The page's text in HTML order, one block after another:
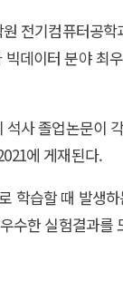
전기컴퓨터공학
데이터 분야 최
사 졸업논문이
에 게재된다.
학습할 때 발생
수한 실험결과를